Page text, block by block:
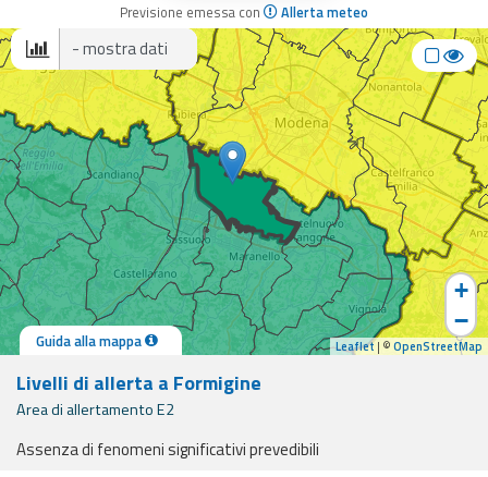
Bollettini
Valanghe
Monitoraggio
eventi
Previsioni e dati
Previsioni meteo e
marine
Dati osservati
Radar meteo
Previsione emessa con Allerta meteo
Livelli di allerta a Formigine
Area di allertamento E2
Assenza di fenomeni significativi prevedibili
Scegli il dato da mostrare
Guida alla mappa
+
−
Leaflet| ©OpenStreetMap